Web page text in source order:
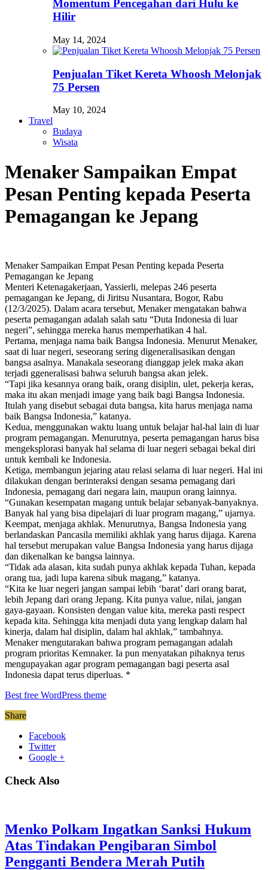
Momentum Pencegahan dari Hulu ke
Hilir
May 14, 2024
Penjualan Tiket Kereta Whoosh Melonjak
75 Persen
May 10, 2024
Travel
Budaya
Wisata
Menaker Sampaikan Empat
Pesan Penting kepada Peserta
Pemagangan ke Jepang
Menaker Sampaikan Empat Pesan Penting kepada Peserta
Pemagangan ke Jepang
Menteri Ketenagakerjaan, Yassierli, melepas 246 peserta
pemagangan ke Jepang, di Jiritsu Nusantara, Bogor, Rabu
(12/3/2025). Dalam acara tersebut, Menaker mengatakan bahwa
peserta pemagangan adalah salah satu “Duta Indonesia di luar
negeri”, sehingga mereka harus memperhatikan 4 hal.
Pertama, menjaga nama baik Bangsa Indonesia. Menurut Menaker,
saat di luar negeri, seseorang sering digeneralisasikan dengan
bangsa asalnya. Manakala seseorang dianggap jelek maka akan
terjadi ggeneralisasi bahwa seluruh bangsa akan jelek.
“Tapi jika kesannya orang baik, orang disiplin, ulet, pekerja keras,
maka itu akan menjadi image yang baik bagi Bangsa Indonesia.
Itulah yang disebut sebagai duta bangsa, kita harus menjaga nama
baik Bangsa Indonesia,” katanya.
Kedua, menggunakan waktu luang untuk belajar hal-hal lain di luar
program pemagangan. Menurutnya, peserta pemagangan harus bisa
mengeksplorasi banyak hal selama di luar negeri sebagai bekal diri
untuk kembali ke Indonesia.
Ketiga, membangun jejaring atau relasi selama di luar negeri. Hal ini
dilakukan dengan berinteraksi dengan sesama pemagang dari
Indonesia, pemagang dari negara lain, maupun orang lainnya.
“Gunakan kesempatan magang untuk belajar sebanyak-banyaknya.
Banyak hal yang bisa dipelajari di luar program magang,” ujarnya.
Keempat, menjaga akhlak. Menurutnya, Bangsa Indonesia yang
berlandaskan Pancasila memiliki akhlak yang harus dijaga. Karena
hal tersebut merupakan value Bangsa Indonesia yang harus dijaga
dan dikenalkan ke bangsa lainnya.
“Tidak ada alasan, kita sudah punya akhlak kepada Tuhan, kepada
orang tua, jadi lupa karena sibuk magang,” katanya.
“Kita ke luar negeri jangan sampai lebih ‘barat’ dari orang barat,
lebih Jepang dari orang Jepang. Kita punya value, nilai, jangan
gaya-gayaan. Konsisten dengan value kita, mereka pasti respect
kepada kita. Sehingga kita menjadi duta yang lengkap dalam hal
kinerja, dalam hal disiplin, dalam hal akhlak,” tambahnya.
Menaker mengutarakan bahwa program pemagangan adalah
program prioritas Kemnaker. Ia pun menyatakan pihaknya terus
mengupayakan agar program pemagangan bagi peserta asal
Indonesia dapat terus diperluas. *
Best free WordPress theme
Share
Facebook
Twitter
Google +
Check Also
Menko Polkam Ingatkan Sanksi Hukum
Atas Tindakan Pengibaran Simbol
Pengganti Bendera Merah Putih